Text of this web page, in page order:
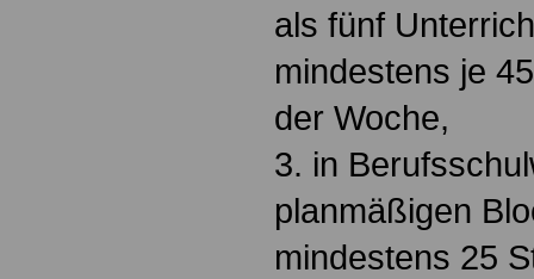
als fünf
mindestens je
der Woche,
3. in
planmäßigen
mindestens 25